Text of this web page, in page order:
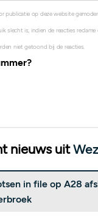
publicatie op deze website
slecht is, indien de reacties
niet getoond bij de reacties.
nieuws uit
in file op A28